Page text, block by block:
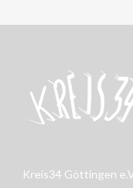
Kreis34 Göttingen